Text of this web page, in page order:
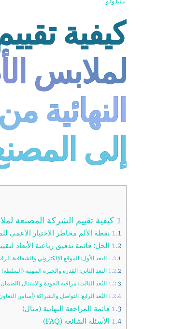
كيفية
لملابس
النهائية
إلى
1 كيفية تقييم الشركة المصنعة
1.1 نقطة الألم مخاطر الاختيار الأعمى
1.2 الحل: قائمة تدقيق رباعية الأبعاد
1.2.1 البعد الأول: الموقع الإلكتروني والشفافية
1.2.2 البعد الثاني: القدرة والخبرة المهنية (السلطة)
1.2.3 البُعد الثالث: مراقبة الجودة والامتثال
1.2.4 البُعد الرابع: التواصل والشراكة (أساس
1.3 قائمة المراجعة النهائية (مثال)
1.4 الأسئلة الشائعة (FAQ)